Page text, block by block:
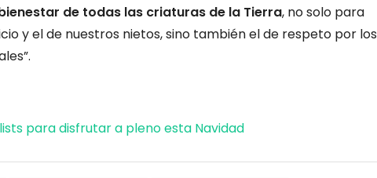
de todas las criaturas de la Tierra, no solo para
y el de nuestros nietos, sino también el de respeto por los
para disfrutar a pleno esta Navidad